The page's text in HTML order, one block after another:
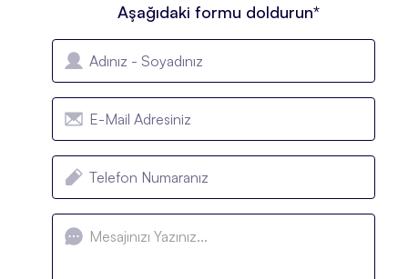
Aşağıdaki formu doldurun*